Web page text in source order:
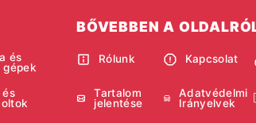
és
és
BŐVEBBEN A
Rólunk Kapcsolat
Tartalom
jelentése
Adatvédelmi
Irányelvek